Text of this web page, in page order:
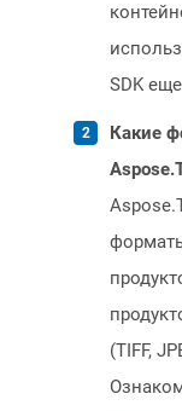
SDK
Какие
(TIFF,